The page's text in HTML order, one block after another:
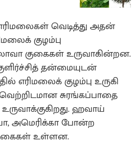
வெடித்து அதன்
குழம்பு
குகைகள் உருவாகின்றன.
தன்மையுடன்
எரிமலைக் குழம்பு உருகி
சுரங்கப்பாதை
ஹவாய்
அமெரிக்கா போன்ற
உள்ளன.